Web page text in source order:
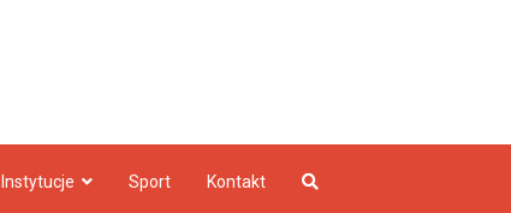
Instytucje Sport Kontakt